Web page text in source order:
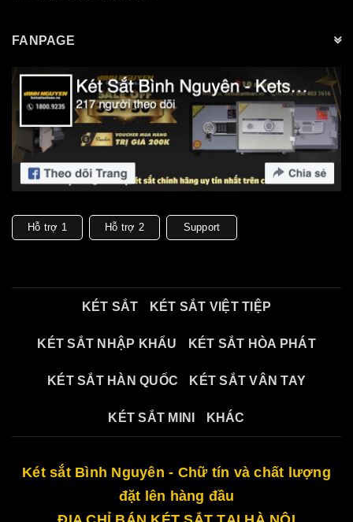
FANPAGE
Hỗ trợ 1 Hỗ trợ 2 Support
KÉT SẮT KÉT SẮT VIỆT TIỆP
KÉT SẮT NHẬP KHẨU KÉT SẮT HÒA PHÁT
KÉT SẮT HÀN QUỐC KÉT SẮT VÂN TAY
KÉT SẮT MINI KHÁC
Két sắt Bình Nguyên - Chữ tín và chất lượng
đặt lên hàng đầu